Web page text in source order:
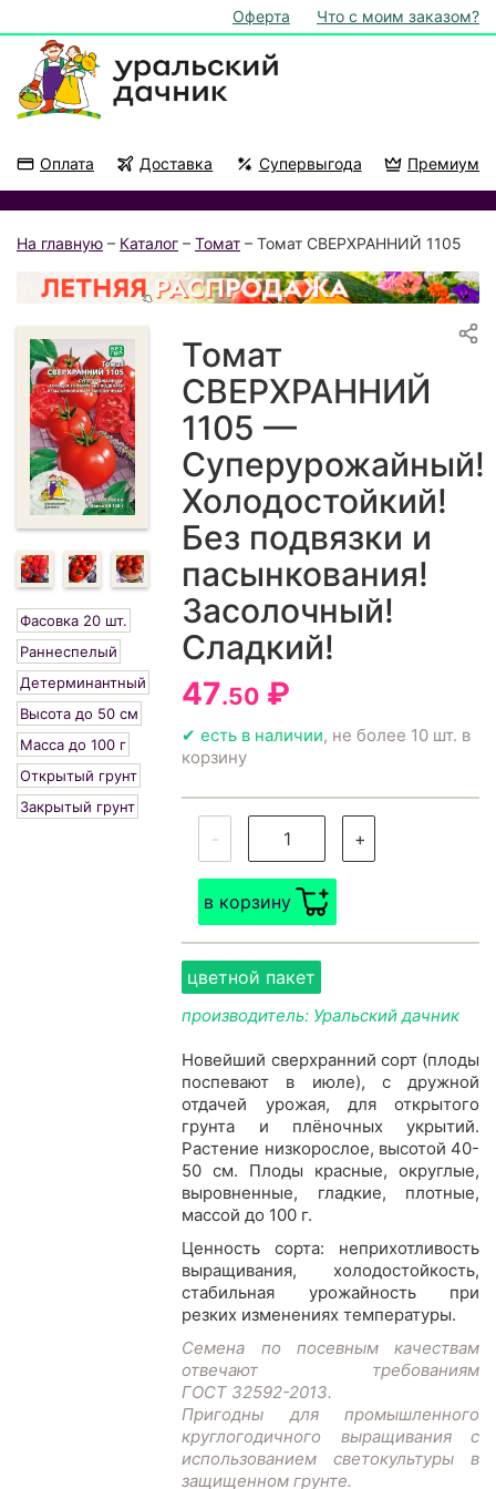
Оферта Что с моим заказом?
Оплата Доставка Супервыгода Премиум
На главную – Каталог – Томат – Томат СВЕРХРАННИЙ 1105
Фасовка 20 шт.
Раннеспелый
Детерминантный
Высота до 50 см
Масса до 100 г
Открытый грунт
Закрытый грунт
Томат
СВЕРХРАННИЙ
1105 —
Суперурожайный!
Холодостойкий!
Без подвязки и
пасынкования!
Засолочный!
Сладкий!
47.50 ₽
✔ есть в наличии, не более 10 шт. в
корзину
- +
в корзину
цветной пакет
производитель: Уральский дачник
Новейший сверхранний сорт (плоды
поспевают в июле), с дружной
отдачей урожая, для открытого
грунта и плёночных укрытий.
Растение низкорослое, высотой 40-
50 см. Плоды красные, округлые,
выровненные, гладкие, плотные,
массой до 100 г.
Ценность сорта: неприхотливость
выращивания, холодостойкость,
стабильная урожайность при
резких изменениях температуры.
Семена по посевным качествам
отвечают требованиям
ГОСТ 32592-2013.
Пригодны для промышленного
круглогодичного выращивания с
использованием светокультуры в
защищенном грунте.